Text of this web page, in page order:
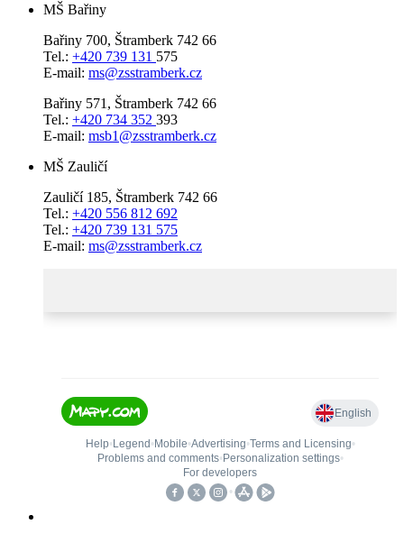
MŠ Bařiny
Bařiny 700, Štramberk 742 66
Tel.: +420 739 131 575
E-mail: ms@zsstramberk.cz
Bařiny 571, Štramberk 742 66
Tel.: +420 734 352 393
E-mail: msb1@zsstramberk.cz
MŠ Zauličí
Zauličí 185, Štramberk 742 66
Tel.: +420 556 812 692
Tel.: +420 739 131 575
E-mail: ms@zsstramberk.cz